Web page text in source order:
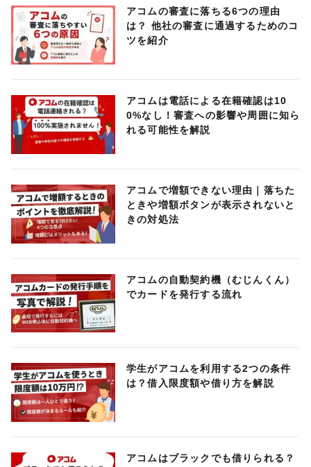
アコムの審査に落ちる6つの理由
は？ 他社の審査に通過するためのコ
ツを紹介
アコムは電話による在籍確認は10
0%なし！審査への影響や周囲に知ら
れる可能性を解説
アコムで増額できない理由｜落ちた
ときや増額ボタンが表示されないと
きの対処法
アコムの自動契約機（むじんくん）
でカードを発行する流れ
学生がアコムを利用する2つの条件
は？借入限度額や借り方を解説
アコムはブラックでも借りられる？